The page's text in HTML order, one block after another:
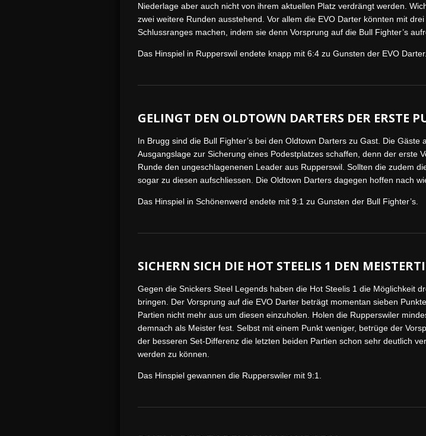
Niederlage aber auch nicht von ihrem aktuellen Platz verdrängt werden.
zwei weitere Runden ausstehend. Vor allem die EVO Darter könnten mit
Schlussranges machen, indem sie denn Vorsprung auf die Bull Fighter’s
Das Hinspiel in Rupperswil endete knapp mit 6:4 zu Gunsten der EVO Darter.
GELINGT DEN OLDTOWN DARTERS DER ERSTE
In Brugg sind die Bull Fighter’s bei den Oldtown Darters zu Gast. Die
Ausgangslage zur Sicherung eines Podestplatzes schaffen, denn der erste
Runde den ungeschlagenenen Leader aus Rupperswil. Sollten die zudem
sogar zu diesen aufschliessen. Die Oldtown Darters dagegen hoffen nach
Das Hinspiel in Schönenwerd endete mit 9:1 zu Gunsten der Bull Fighter’s.
SICHERN SICH DIE HOT STEELIS 1 DEN
Gegen die Snickers Steel Legends haben die Hot Steelis 1 die Möglichkeit
bringen. Der Vorsprung auf die EVO Darter beträgt momentan sieben
Partien nicht mehr aus um diesen einzuholen. Holen die Rupperswiler
demnach als Meister fest. Selbst mit einem Punkt weniger, betrüge der
der besseren Set-Differenz die letzten beiden Partien schon sehr deutlich
werden zu können.
Das Hinspiel gewannen die Rupperswiler mit 9:1.